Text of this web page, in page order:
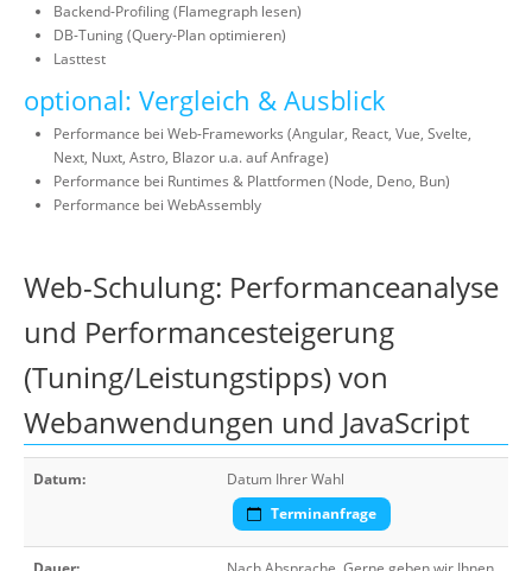
Backend-Profiling (Flamegraph lesen)
DB-Tuning (Query-Plan optimieren)
Lasttest
optional: Vergleich & Ausblick
Performance bei Web-Frameworks (Angular, React, Vue, Svelte,
Next, Nuxt, Astro, Blazor u.a. auf Anfrage)
Performance bei Runtimes & Plattformen (Node, Deno, Bun)
Performance bei WebAssembly
Web-Schulung: Performanceanalyse
und Performancesteigerung
(Tuning/Leistungstipps) von
Webanwendungen und JavaScript
Datum:
Datum Ihrer Wahl
Terminanfrage